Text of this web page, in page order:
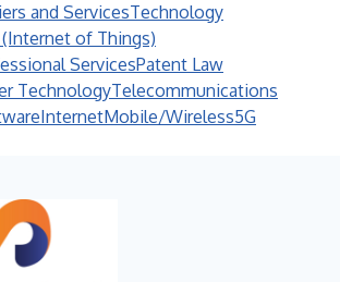
and ServicesTechnology
of Things)
ServicesPatent Law
TechnologyTelecommunications
InternetMobile/Wireless5G